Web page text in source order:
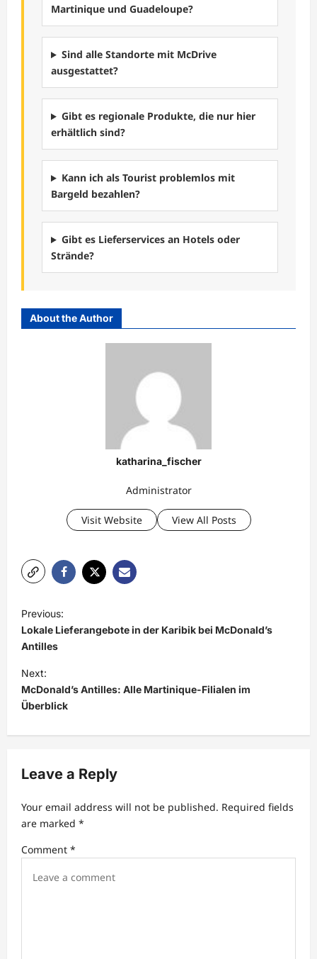
Martinique und Guadeloupe?
Sind alle Standorte mit McDrive
ausgestattet?
Gibt es regionale Produkte, die nur hier
erhältlich sind?
Kann ich als Tourist problemlos mit
Bargeld bezahlen?
Gibt es Lieferservices an Hotels oder
Strände?
About the Author
katharina_fischer
Administrator
Visit Website View All Posts
o
s
t
n
a
v
g
a
t
i
Previous:
Lokale Lieferangebote in der Karibik bei McDonald’s
Antilles
Next:
McDonald’s Antilles: Alle Martinique-Filialen im
Überblick
Leave a Reply
Your email address will not be published. Required fields
are marked *
Comment *